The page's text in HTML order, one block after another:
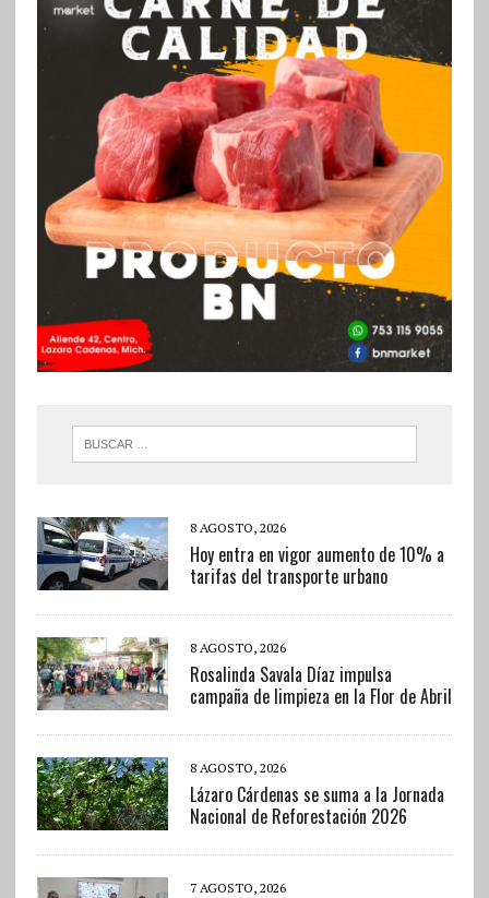
8 AGOSTO, 2026
Hoy entra en vigor aumento de 10% a
tarifas del transporte urbano
8 AGOSTO, 2026
Rosalinda Savala Díaz impulsa
campaña de limpieza en la Flor de Abril
8 AGOSTO, 2026
Lázaro Cárdenas se suma a la Jornada
Nacional de Reforestación 2026
7 AGOSTO, 2026